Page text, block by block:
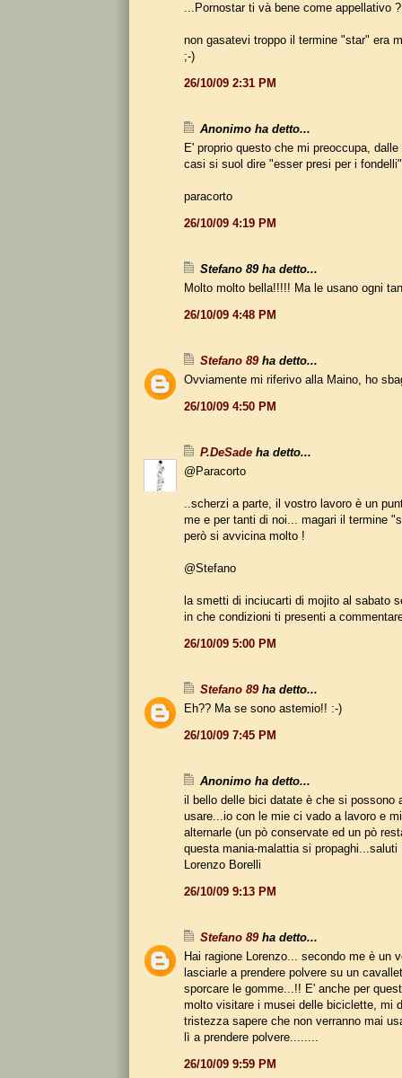
...Pornostar ti và bene come appellativo
non gasatevi troppo il termine "star" era
;-)
26/10/09 2:31 PM
Anonimo ha detto...
E' proprio questo che mi preoccupa,
casi si suol dire "esser presi per i
paracorto
26/10/09 4:19 PM
Stefano 89 ha detto...
Molto molto bella!!!!! Ma le usano ogni
26/10/09 4:48 PM
Stefano 89ha detto...
Ovviamente mi riferivo alla Maino, ho
26/10/09 4:50 PM
P.DeSade ha detto...
@Paracorto
..scherzi a parte, il vostro lavoro è un
me e per tanti di noi... magari il termine
però si avvicina molto !
@Stefano
la smetti di inciucarti di mojito al sabato
in che condizioni ti presenti a
26/10/09 5:00 PM
Stefano 89ha detto...
Eh?? Ma se sono astemio!! :-)
26/10/09 7:45 PM
Anonimo ha detto...
il bello delle bici datate è che si possono
usare...io con le mie ci vado a lavoro e
alternarle (un pò conservate ed un pò
questa mania-malattia si propaghi...saluti
Lorenzo Borelli
26/10/09 9:13 PM
Stefano 89ha detto...
Hai ragione Lorenzo... secondo me è un
lasciarle a prendere polvere su un
sporcare le gomme...!! E' anche per
molto visitare i musei delle biciclette, mi
tristezza sapere che non verranno mai
lì a prendere polvere........
26/10/09 9:59 PM